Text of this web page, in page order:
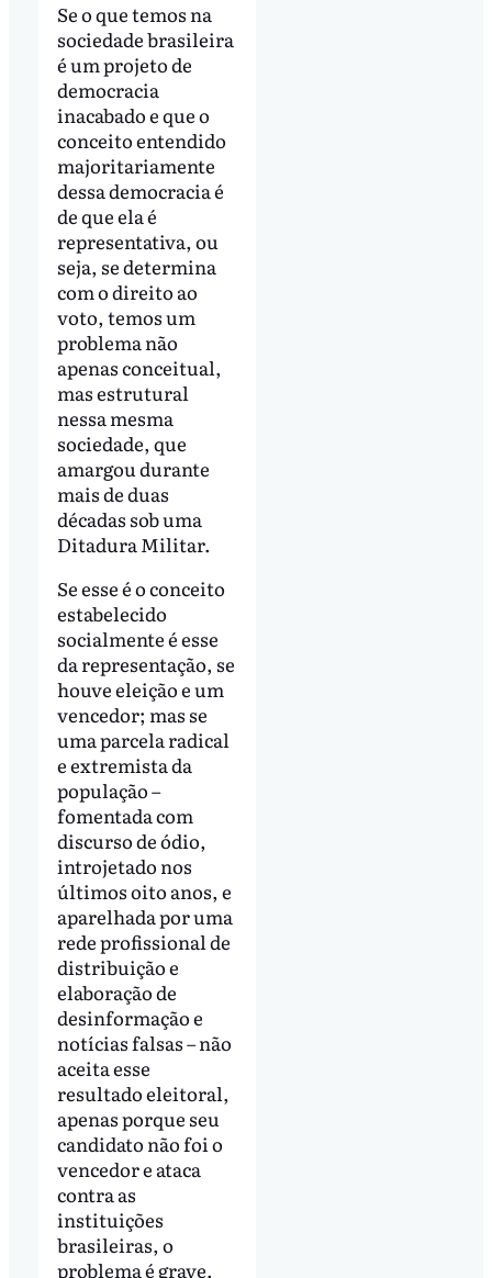
Se o que temos na
sociedade brasileira
é um projeto de
democracia
inacabado e que o
conceito entendido
majoritariamente
dessa democracia é
de que ela é
representativa, ou
seja, se determina
com o direito ao
voto, temos um
problema não
apenas conceitual,
mas estrutural
nessa mesma
sociedade, que
amargou durante
mais de duas
décadas sob uma
Ditadura Militar.
Se esse é o conceito
estabelecido
socialmente é esse
da representação, se
houve eleição e um
vencedor; mas se
uma parcela radical
e extremista da
população –
fomentada com
discurso de ódio,
introjetado nos
últimos oito anos, e
aparelhada por uma
rede profissional de
distribuição e
elaboração de
desinformação e
notícias falsas – não
aceita esse
resultado eleitoral,
apenas porque seu
candidato não foi o
vencedor e ataca
contra as
instituições
brasileiras, o
problema é grave.